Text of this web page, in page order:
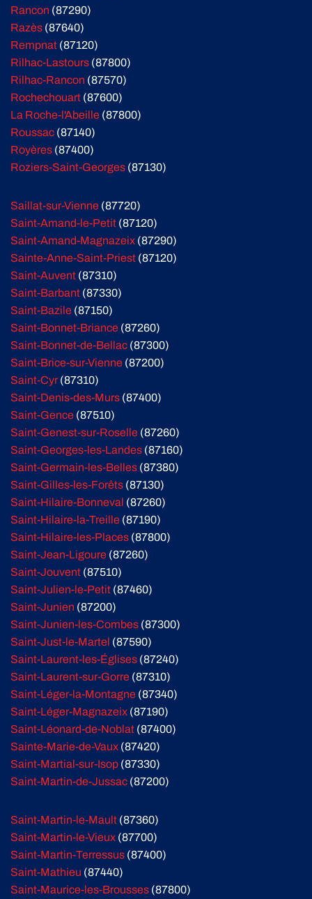
Rancon (87290)
Razès (87640)
Rempnat (87120)
Rilhac-Lastours (87800)
Rilhac-Rancon (87570)
Rochechouart (87600)
La Roche-l'Abeille (87800)
Roussac (87140)
Royères (87400)
Roziers-Saint-Georges (87130)
Saillat-sur-Vienne (87720)
Saint-Amand-le-Petit (87120)
Saint-Amand-Magnazeix (87290)
Sainte-Anne-Saint-Priest (87120)
Saint-Auvent (87310)
Saint-Barbant (87330)
Saint-Bazile (87150)
Saint-Bonnet-Briance (87260)
Saint-Bonnet-de-Bellac (87300)
Saint-Brice-sur-Vienne (87200)
Saint-Cyr(87310)
Saint-Denis-des-Murs (87400)
Saint-Gence (87510)
Saint-Genest-sur-Roselle (87260)
Saint-Georges-les-Landes (87160)
Saint-Germain-les-Belles (87380)
Saint-Gilles-les-Forêts (87130)
Saint-Hilaire-Bonneval (87260)
Saint-Hilaire-la-Treille (87190)
Saint-Hilaire-les-Places (87800)
Saint-Jean-Ligoure (87260)
Saint-Jouvent (87510)
Saint-Julien-le-Petit (87460)
Saint-Junien (87200)
Saint-Junien-les-Combes (87300)
Saint-Just-le-Martel (87590)
Saint-Laurent-les-Églises (87240)
Saint-Laurent-sur-Gorre (87310)
Saint-Léger-la-Montagne (87340)
Saint-Léger-Magnazeix (87190)
Saint-Léonard-de-Noblat (87400)
Sainte-Marie-de-Vaux (87420)
Saint-Martial-sur-Isop (87330)
Saint-Martin-de-Jussac (87200)
Saint-Martin-le-Mault (87360)
Saint-Martin-le-Vieux (87700)
Saint-Martin-Terressus (87400)
Saint-Mathieu (87440)
Saint-Maurice-les-Brousses (87800)